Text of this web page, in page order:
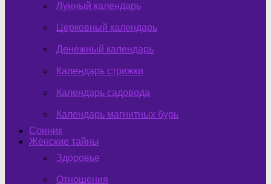
Лунный календарь
Церковный календарь
Денежный календарь
Календарь стрижки
Календарь садовода
Календарь магнитных бурь
Сонник
Женские тайны
Здоровье
Отношения